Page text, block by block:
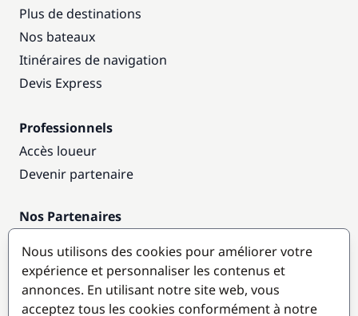
Plus de destinations
Nos bateaux
Itinéraires de navigation
Devis Express
Professionnels
Accès loueur
Devenir partenaire
Nos Partenaires
Destinations populaires
Nous utilisons des cookies pour améliorer votre
expérience et personnaliser les contenus et
annonces. En utilisant notre site web, vous
acceptez tous les cookies conformément à notre